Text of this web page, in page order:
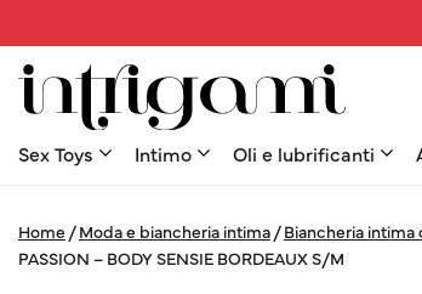
Sex Toys Intimo Oli e lubrificanti
Home /Moda e biancheria intima /Biancheria intima
PASSION – BODY SENSIE BORDEAUX S/M